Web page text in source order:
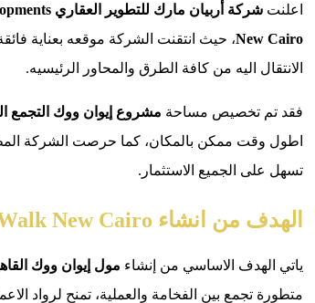
اعلنت شركة أربيان مارك للتطوير العقاري ‎Arabian Mark Developments‎‏
New Cairo، حيث انتقنت الشركة موقعه بعناية
الانتقال اليه من كافة الطرق والمحاور الرئيسيه.
فقد تم تخصيص مساحة مشروع إيوان ووك التجمع
اطول وقت ممكن بالمكان، كما حرصت الشركة
تسهل على الجميع الاستثمار.
الهدف من انشاء New Cairo
ياتي الهدف الاساسي من إنشاء مول إيوان ووك
متطورة تجمع بين الفخامة والعملية، تمنح لرواد